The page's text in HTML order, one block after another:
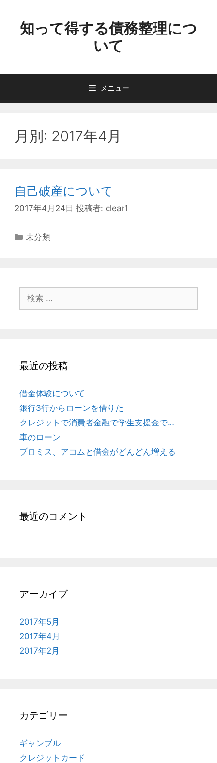
ッ
知って得する債務整理につ
いて
メニュー
月別: 2017年4月
自己破産について
2017年4月24日 投稿者: clear1
カ
ー
未分類
最近の投稿
借金体験について
銀行3行からローンを借りた
クレジットで消費者金融で学生支援金で…
車のローン
プロミス、アコムと借金がどんどん増える
最近のコメント
アーカイブ
2017年5月
2017年4月
2017年2月
カテゴリー
ギャンブル
クレジットカード